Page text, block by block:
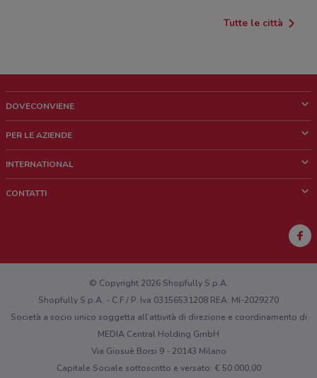
L.GO DEI MILLE, 5 Milazzo
73 m
Via Dei Mille 5
0.07505416385328748
Largo Dei Mille 5 Milazzo
75 m
Tutte le città
DOVECONVIENE
Chi siamo
Lavora con noi
PER LE AZIENDE
Richieste commerciali e marketing
INTERNATIONAL
CONTATTI
Hai un malfunzionamento sul web o sull'app?
© Copyright 2026 Shopfully S.p.A.
Shopfully S.p.A. - C.F / P. Iva 03156531208 REA: MI-2029270
Società a socio unico soggetta all’attività di direzione e coordinamento di
MEDIA Central Holding GmbH
Via Giosuè Borsi 9 - 20143 Milano
Capitale Sociale sottoscritto e versato: € 50.000,00